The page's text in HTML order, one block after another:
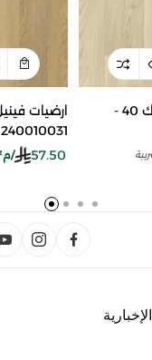
240010031
57.50
/م²
ارضيات فينيل كلاسيك 40 -